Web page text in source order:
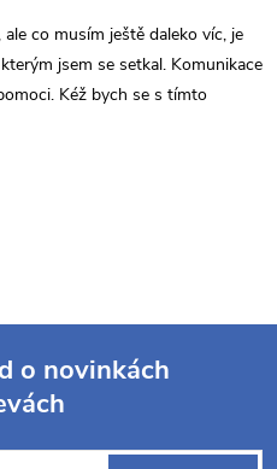
co musím ještě daleko víc, je
jsem se setkal. Komunikace
Kéž bych se s tímto
o novinkách